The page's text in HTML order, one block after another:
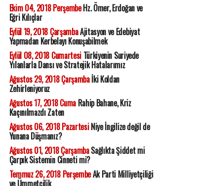
Ekim 04, 2018 PerşembeHz. Ömer, Erdoğan ve
Eğri Kılıçlar
Eylül 19, 2018 ÇarşambaAjitasyon ve Edebiyat
Yapmadan Kerbelayı Konuşabilmek
Eylül 08, 2018 CumartesiTürkiyenin Suriyede
Yılanlarla Dansı ve Stratejik Hatalarımız
Ağustos 29, 2018 Çarşambaİki Koldan
Zehirleniyoruz
Ağustos 17, 2018 CumaRahip Bahane, Kriz
Kaçınılmazdı Zaten
Ağustos 06, 2018 PazartesiNiye İngilize değil de
Yunana Düşmanız?
Ağustos 01, 2018 ÇarşambaSağlıkta Şiddet mi
Çarpık Sistemin Cinneti mi?
Temmuz 26, 2018 PerşembeAk Parti Milliyetçiliği
ve Ümmetçilik